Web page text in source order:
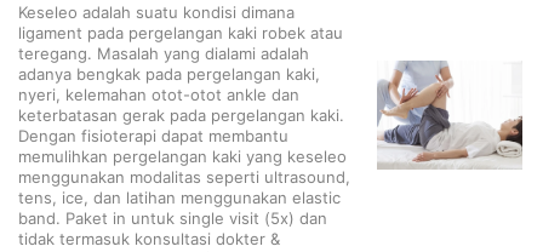
Keseleo adalah suatu kondisi dimana
ligament pada pergelangan kaki robek atau
teregang. Masalah yang dialami adalah
adanya bengkak pada pergelangan kaki,
nyeri, kelemahan otot-otot ankle dan
keterbatasan gerak pada pergelangan kaki.
Dengan fisioterapi dapat membantu
memulihkan pergelangan kaki yang keseleo
menggunakan modalitas seperti ultrasound,
tens, ice, dan latihan menggunakan elastic
band. Paket in untuk single visit (5x) dan
tidak termasuk konsultasi dokter &